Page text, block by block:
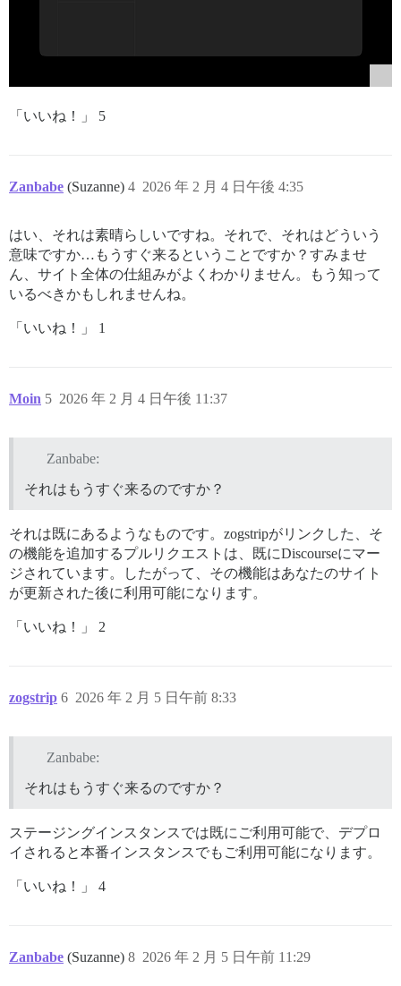
「いいね！」 5
Zanbabe (Suzanne) 2026 年 2 月 4 日午後 4:35
4
はい、それは素晴らしいですね。それで、それはどういう
意味ですか…もうすぐ来るということですか？すみませ
ん、サイト全体の仕組みがよくわかりません。もう知って
いるべきかもしれませんね。
「いいね！」 1
Moin 2026 年 2 月 4 日午後 11:37
5
Zanbabe:
それはもうすぐ来るのですか？
それは既にあるようなものです。zogstripがリンクした、そ
の機能を追加するプルリクエストは、既にDiscourseにマー
ジされています。したがって、その機能はあなたのサイト
が更新された後に利用可能になります。
「いいね！」 2
zogstrip 2026 年 2 月 5 日午前 8:33
6
Zanbabe:
それはもうすぐ来るのですか？
ステージングインスタンスでは既にご利用可能で、デプロ
イされると本番インスタンスでもご利用可能になります。
「いいね！」 4
Zanbabe (Suzanne) 2026 年 2 月 5 日午前 11:29
8